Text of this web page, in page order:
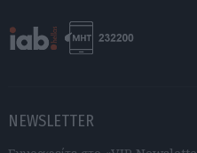
NEWSLETTER